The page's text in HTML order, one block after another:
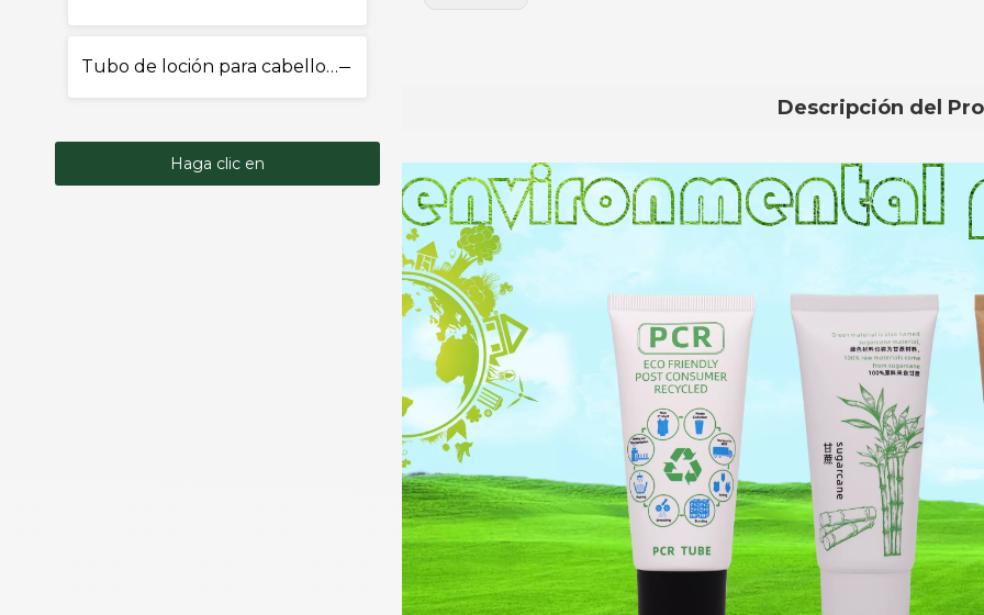
Tubo de loción para cabello y cuerpo
Haga clic en
Descripción del